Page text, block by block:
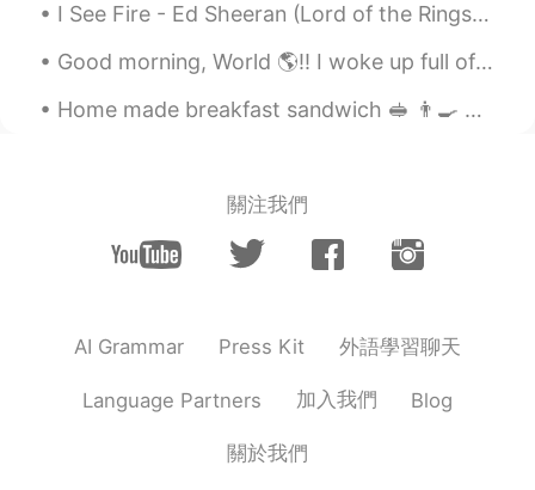
化粧をする必要がないので
マ
スクが好きです！
きです！
I See Fire - Ed Sheeran (Lord of the Rings Hobbit OST) One Ring to rule them all, One Ring to f...
Good morning, World 🌎!! I woke up full of energy! I am sure falling asleep, while in my clothes...
Home made breakfast sandwich 🥪 👨‍🍳 Bacon, eggs and sausages, seasoned with rosemary and sage an...
關注我們
AI Grammar Press Kit 外語學習聊天
Language Partners 加入我們 Blog
關於我們